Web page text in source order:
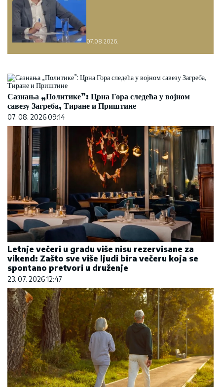
07.08.2026.
Сазнања „Политике”: Црна Гора следећа у војном
савезу Загреба, Тиране и Приштине
07. 08. 2026 09:14
Letnje večeri u gradu više nisu rezervisane za
vikend: Zašto sve više ljudi bira večeru koja se
spontano pretvori u druženje
23. 07. 2026 12:47